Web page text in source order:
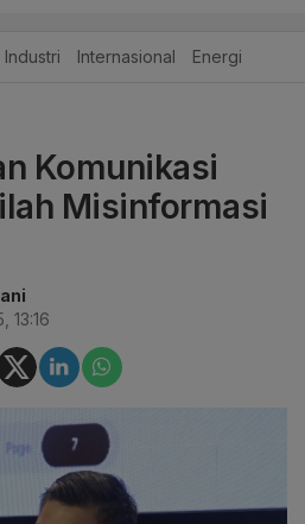
Industri Internasional Energi
Komunikasi
Misinformasi
13:16